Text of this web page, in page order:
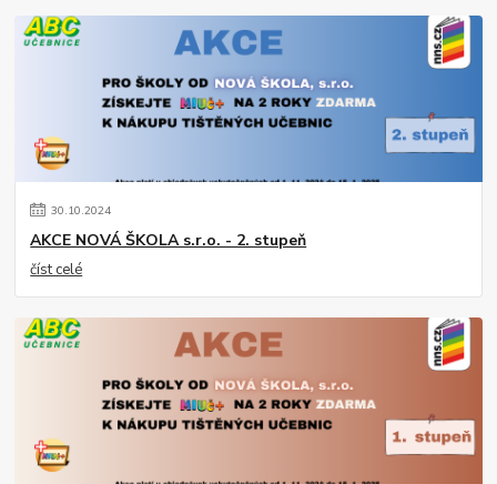
30.10.2024
AKCE NOVÁ ŠKOLA s.r.o. - 2. stupeň
číst celé